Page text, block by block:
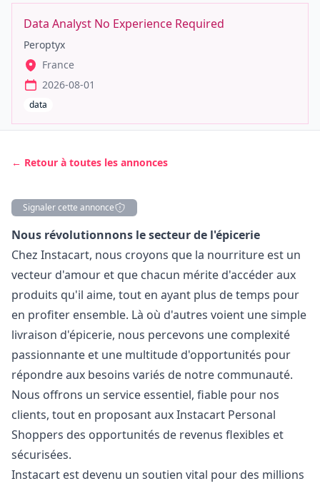
Data Analyst No Experience Required
Peroptyx
France
2026-08-01
data
← Retour à toutes les annonces
Signaler cette annonce
Description
Nous révolutionnons le secteur de l'épicerie
Chez Instacart, nous croyons que la nourriture est un
vecteur d'amour et que chacun mérite d'accéder aux
produits qu'il aime, tout en ayant plus de temps pour
en profiter ensemble. Là où d'autres voient une simple
livraison d'épicerie, nous percevons une complexité
passionnante et une multitude d'opportunités pour
répondre aux besoins variés de notre communauté.
Nous offrons un service essentiel, fiable pour nos
clients, tout en proposant aux Instacart Personal
Shoppers des opportunités de revenus flexibles et
sécurisées.
Instacart est devenu un soutien vital pour des millions